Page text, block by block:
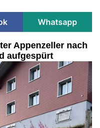
Whatsapp
Appenzeller nach
aufgespürt